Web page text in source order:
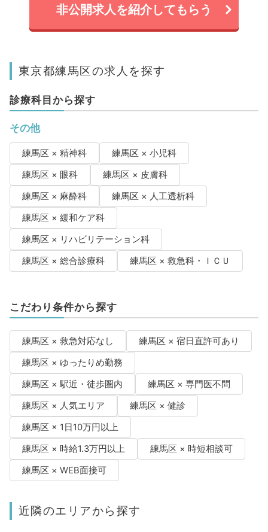
非公開求人を紹介してもらう
東京都練馬区の求人を探す
診療科目から探す
その他
練馬区 × 精神科
練馬区 × 小児科
練馬区 × 眼科
練馬区 × 皮膚科
練馬区 × 麻酔科
練馬区 × 人工透析科
練馬区 × 緩和ケア科
練馬区 × リハビリテーション科
練馬区 × 総合診療科
練馬区 × 救急科・ＩＣＵ
こだわり条件から探す
練馬区 × 救急対応なし
練馬区 × 宿日直許可あり
練馬区 × ゆったりめ勤務
練馬区 × 駅近・徒歩圏内
練馬区 × 専門医不問
練馬区 × 人気エリア
練馬区 × 健診
練馬区 × 1日10万円以上
練馬区 × 時給1.3万円以上
練馬区 × 時短相談可
練馬区 × WEB面接可
近隣のエリアから探す